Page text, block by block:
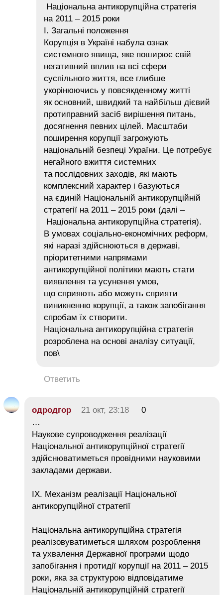
Національна антикорупційна стратегія
на 2011 – 2015 роки
І. Загальні положення
Корупція в Україні набула ознак
системного явища, яке поширює свій
негативний вплив на всі сфери
суспільного життя, все глибше
укорінюючись у повсякденному житті
як основний, швидкий та найбільш дієвий
протиправний засіб вирішення питань,
досягнення певних цілей. Масштаби
поширення корупції загрожують
національній безпеці України. Це потребує
негайного вжиття системних
та послідовних заходів, які мають
комплексний характер і базуються
на єдиній Національній антикорупційній
стратегії на 2011 – 2015 роки (далі –
Національна антикорупційна стратегія).
В умовах соціально-економічних реформ,
які наразі здійснюються в державі,
пріоритетними напрямами
антикорупційної політики мають стати
виявлення та усунення умов,
що сприяють або можуть сприяти
виникненню корупції, а також запобігання
спробам їх створити.
Національна антикорупційна стратегія
розроблена на основі аналізу ситуації,
пов\
Ответить
одродгор 21 окт, 23:18
0
…
Наукове супроводження реалізації
Національної антикорупційної стратегії
здійснюватиметься провідними науковими
закладами держави.
IX. Механізм реалізації Національної
антикорупційної стратегії
Національна антикорупційна стратегія
реалізовуватиметься шляхом розроблення
та ухвалення Державної програми щодо
запобігання і протидії корупції на 2011 – 2015
роки, яка за структурою відповідатиме
Національній антикорупційній стратегії